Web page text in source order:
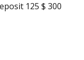
125 $ 300